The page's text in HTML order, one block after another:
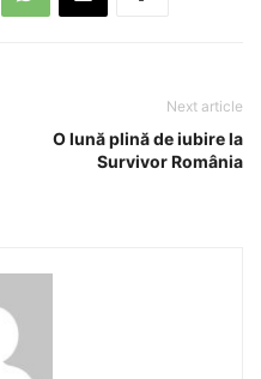
Next article
O lună plină de iubire la
Survivor România